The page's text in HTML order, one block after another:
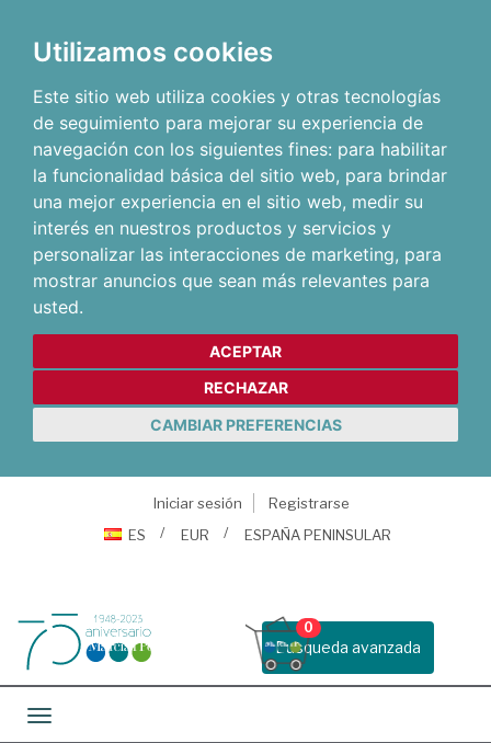
Utilizamos cookies
Este sitio web utiliza cookies y otras tecnologías
de seguimiento para mejorar su experiencia de
navegación con los siguientes fines: para habilitar
la funcionalidad básica del sitio web, para brindar
una mejor experiencia en el sitio web, medir su
interés en nuestros productos y servicios y
personalizar las interacciones de marketing, para
mostrar anuncios que sean más relevantes para
usted.
ACEPTAR
RECHAZAR
CAMBIAR PREFERENCIAS
Iniciar sesión
Registrarse
ES
EUR ESPAÑA PENINSULAR
Busqueda avanzada
0
Toggle navigation